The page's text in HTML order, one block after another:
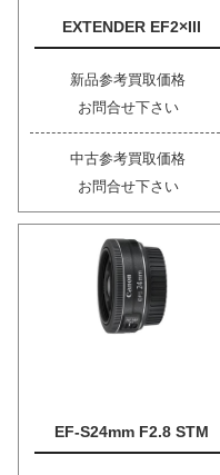
EXTENDER EF2×III
新品参考買取価格
お問合せ下さい
中古参考買取価格
お問合せ下さい
EF-S24mm F2.8 STM